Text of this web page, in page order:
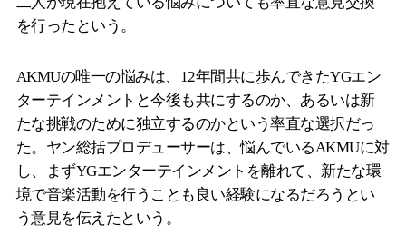
を行ったという。
AKMUの唯一の悩みは、12年間共に歩んできたYGエン
ターテインメントと今後も共にするのか、あるいは新
たな挑戦のために独立するのかという率直な選択だっ
た。ヤン総括プロデューサーは、悩んでいるAKMUに対
し、まずYGエンターテインメントを離れて、新たな環
境で音楽活動を行うことも良い経験になるだろうとい
う意見を伝えたという。